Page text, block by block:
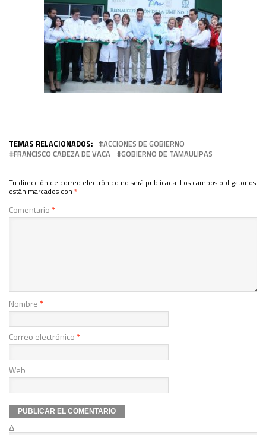
TEMAS RELACIONADOS:
ACCIONES DE GOBIERNO
FRANCISCO CABEZA DE VACA
GOBIERNO DE TAMAULIPAS
Tu dirección de correo electrónico no será publicada. Los campos obligatorios
están marcados con *
Comentario*
Nombre*
Correo electrónico*
Web
Δ